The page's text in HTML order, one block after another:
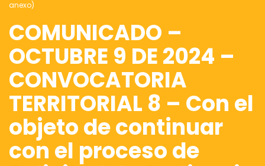
anexo)
COMUNICADO –
OCTUBRE 9 DE 2024 –
CONVOCATORIA
TERRITORIAL 8 – Con el
objeto de continuar
con el proceso de